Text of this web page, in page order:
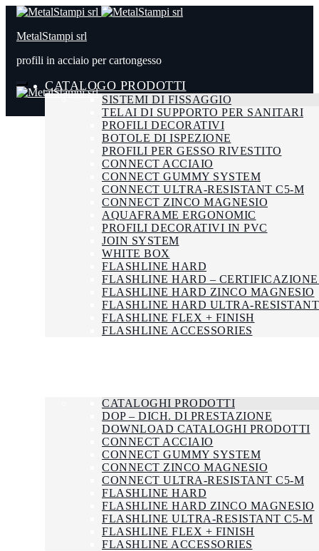
MetalStampi srl
profili in acciaio per cartongesso
CATALOGO PRODOTTI
SISTEMI DI FISSAGGIO
TELAI DI SUPPORTO PER SANITARI
PROFILI DECORATIVI
BOTOLE DI ISPEZIONE
PROFILI PER GESSO RIVESTITO
CONNECT ACCIAIO
CONNECT GUMMY SYSTEM
CONNECT ULTRA-RESISTANT C5-M
CONNECT ZINCO MAGNESIO
AQUAFRAME ERGONOMIC
PROFILI DECORATIVI IN PVC
JOIN SYSTEM
WHITE BOX
FLASHLINE HARD
FLASHLINE HARD –
FLASHLINE HARD ZINCO MAGNESIO
FLASHLINE HARD ULTRA-
FLASHLINE FLEX + FINISH
FLASHLINE ACCESSORIES
CATALOGHI PRODOTTI
DOP – DICH. DI PRESTAZIONE
DOWNLOAD CATALOGHI PRODOTTI
CONNECT ACCIAIO
CONNECT GUMMY SYSTEM
CONNECT ZINCO MAGNESIO
CONNECT ULTRA-RESISTANT C5-M
FLASHLINE HARD
FLASHLINE HARD ZINCO MAGNESIO
FLASHLINE ULTRA-RESISTANT C5-M
FLASHLINE FLEX + FINISH
FLASHLINE ACCESSORIES